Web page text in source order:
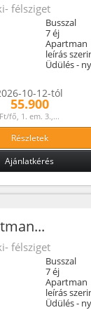
félsziget
Busszal
7 éj
Apartman
leírás
Üdülés -
10-12-tól
55.900
Ft/fő, 1. em. 3.,...
Részletek
Ajánlatkérés
félsziget
Busszal
7 éj
Apartman
leírás
Üdülés -